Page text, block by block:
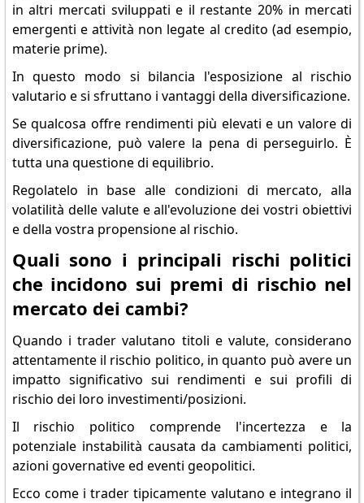
in altri mercati sviluppati e il restante 20% in mercati
emergenti e attività non legate al credito (ad esempio,
materie prime).
In questo modo si bilancia l'esposizione al rischio
valutario e si sfruttano i vantaggi della diversificazione.
Se qualcosa offre rendimenti più elevati e un valore di
diversificazione, può valere la pena di perseguirlo. È
tutta una questione di equilibrio.
Regolatelo in base alle condizioni di mercato, alla
volatilità delle valute e all'evoluzione dei vostri obiettivi
e della vostra propensione al rischio.
Quali sono i principali rischi politici
che incidono sui premi di rischio nel
mercato dei cambi?
Quando i trader valutano titoli e valute, considerano
attentamente il rischio politico, in quanto può avere un
impatto significativo sui rendimenti e sui profili di
rischio dei loro investimenti/posizioni.
Il rischio politico comprende l'incertezza e la
potenziale instabilità causata da cambiamenti politici,
azioni governative ed eventi geopolitici.
Ecco come i trader tipicamente valutano e integrano il